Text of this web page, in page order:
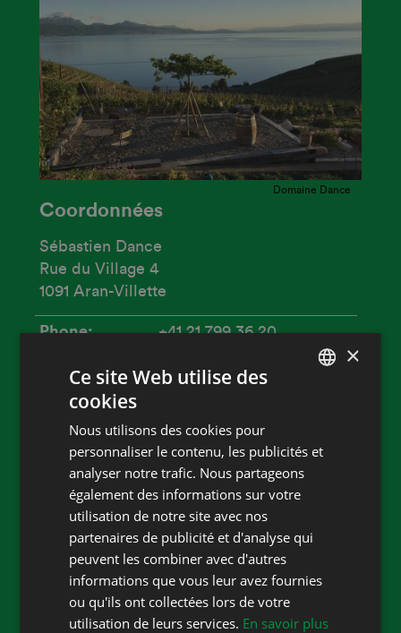
Domaine Dance
Coordonnées
Sébastien Dance
Rue du Village 4
1091 Aran-Villette
Phone +41 21 799 36 20
E-mail
Website dancevins.ch
Accueil
Capacité
Heures d'ouverture
Lundi de 16h00 à 19h00
Jeudi de 16h00 à 19h00
Samedi de 10h00 à 13h00
×
Ce site Web utilise des
cookies
Nous utilisons des cookies pour
personnaliser le contenu, les publicités et
analyser notre trafic. Nous partageons
également des informations sur votre
utilisation de notre site avec nos
partenaires de publicité et d'analyse qui
peuvent les combiner avec d'autres
informations que vous leur avez fournies
ou qu'ils ont collectées lors de votre
utilisation de leurs services. En savoir plus